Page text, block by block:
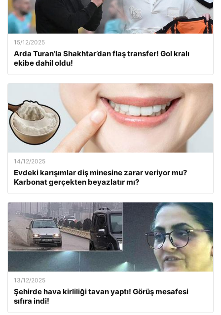
15/12/2025
Arda Turan’la Shakhtar’dan flaş transfer! Gol kralı
ekibe dahil oldu!
14/12/2025
Evdeki karışımlar diş minesine zarar veriyor mu?
Karbonat gerçekten beyazlatır mı?
13/12/2025
Şehirde hava kirliliği tavan yaptı! Görüş mesafesi
sıfıra indi!